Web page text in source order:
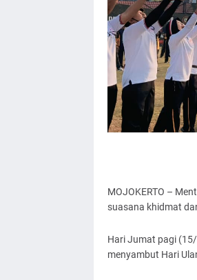
MOJOKERTO –
suasana khidmat
Hari Jumat pagi
menyambut Hari